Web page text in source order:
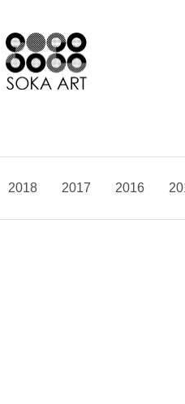
2018 2017 2016